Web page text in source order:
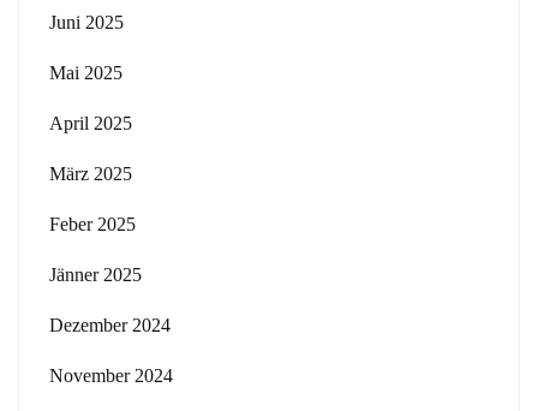
Juni 2025
Mai 2025
April 2025
März 2025
Feber 2025
Jänner 2025
Dezember 2024
November 2024